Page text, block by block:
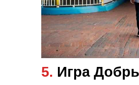
5. Игра